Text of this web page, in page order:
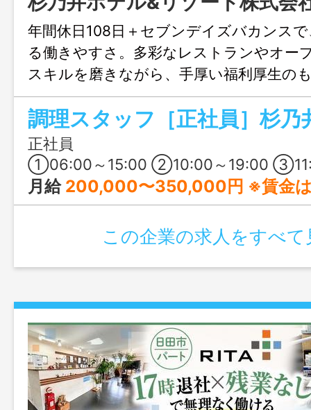
年間休日108日＋セブンデイズバカンス
る働きやすさ。多彩なレストランやオー
スキルを磨きながら、手厚い福利厚生の
て働けます。
正社員
①06:00～15:00 ②10:00～19:00 ③11:00～20:00 ※業務状況により始業・終業
月給 200,000〜350,000円 ※賃金は入社時の経験
この企業の求人をすべて